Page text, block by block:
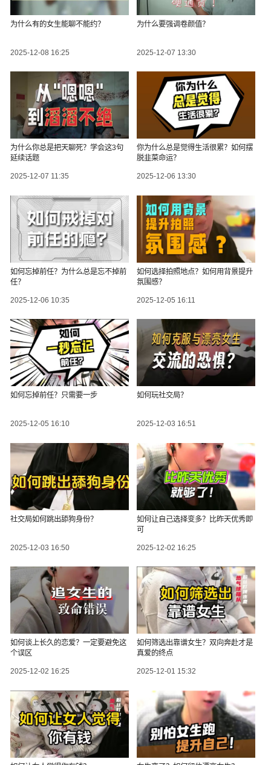
为什么有的女生能聊不能约？
2025-12-08 16:25
为什么要强调卷颜值？
2025-12-07 13:30
为什么你总是把天聊死？学会这3句
延续话题
2025-12-07 11:35
你为什么总是觉得生活很累？如何摆
脱韭菜命运？
2025-12-06 13:30
如何忘掉前任？为什么总是忘不掉前
任？
2025-12-06 10:35
如何选择拍照地点？如何用背景提升
氛围感？
2025-12-05 16:11
如何忘掉前任？只需要一步
2025-12-05 16:10
如何玩社交局？
2025-12-03 16:51
社交局如何跳出舔狗身份？
2025-12-03 16:50
如何让自己选择变多？比昨天优秀即
可
2025-12-02 16:25
如何谈上长久的恋爱？一定要避免这
个误区
2025-12-02 16:25
如何筛选出靠谱女生？双向奔赴才是
真爱的终点
2025-12-01 15:32